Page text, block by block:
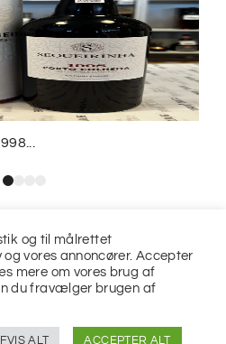
og til målrettet
vores annoncører. Accepter
mere om vores brug af
du fravælger brugen af
ALT ACCEPTER ALT